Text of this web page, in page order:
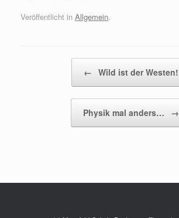
Veröffentlicht in Allgemein.
← Wild ist der Westen!
Physik mal anders… →